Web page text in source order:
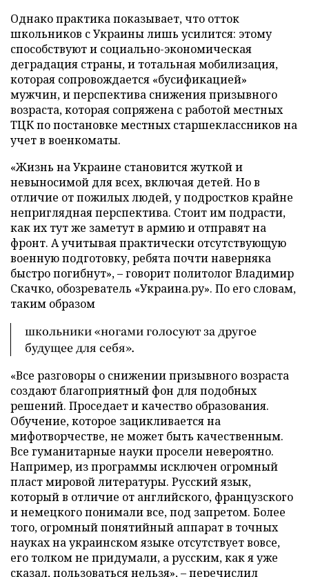
Однако практика показывает, что отток
школьников с Украины лишь усилится: этому
способствуют и социально-экономическая
деградация страны, и тотальная мобилизация,
которая сопровождается «бусификацией»
мужчин, и перспектива снижения призывного
возраста, которая сопряжена с работой местных
ТЦК по постановке местных старшеклассников на
учет в военкоматы.
«Жизнь на Украине становится жуткой и
невыносимой для всех, включая детей. Но в
отличие от пожилых людей, у подростков крайне
неприглядная перспектива. Стоит им подрасти,
как их тут же заметут в армию и отправят на
фронт. А учитывая практически отсутствующую
военную подготовку, ребята почти наверняка
быстро погибнут», – говорит политолог Владимир
Скачко, обозреватель «Украина.ру». По его словам,
таким образом
школьники «ногами голосуют за другое
будущее для себя».
«Все разговоры о снижении призывного возраста
создают благоприятный фон для подобных
решений. Проседает и качество образования.
Обучение, которое зацикливается на
мифотворчестве, не может быть качественным.
Все гуманитарные науки просели невероятно.
Например, из программы исключен огромный
пласт мировой литературы. Русский язык,
который в отличие от английского, французского
и немецкого понимали все, под запретом. Более
того, огромный понятийный аппарат в точных
науках на украинском языке отсутствует вовсе,
его толком не придумали, а русским, как я уже
сказал, пользоваться нельзя», – перечислил